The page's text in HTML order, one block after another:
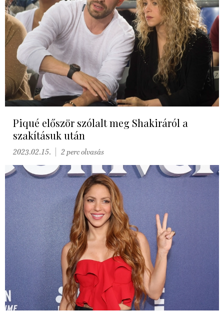
Piqué először szólalt meg Shakiráról a
szakításuk után
2023.02.15. 2 perc olvasás